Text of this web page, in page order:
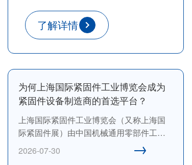
会紧固件分会、上海爱螺展览有限公司、
汉诺威米兰展览(上海)有限公司联合主办。
优质平台，更是技术交流与趋势研判的前
沿阵地。
了解详情
为何上海国际紧固件工业博览会成为
紧固件设备制造商的首选平台？
上海国际紧固件工业博览会（又称上海国
际紧固件展）由中国机械通用零部件工业
协会、中国机械通用零部件工业协会紧固
件分会、上海爱螺展览有限公司与汉诺威
2026-07-30 →